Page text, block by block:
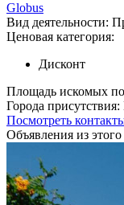
Globus
Вид деятельности:
Ценовая категория:
Дисконт
Площадь искомых
Города присутствия:
Посмотреть
Объявления из